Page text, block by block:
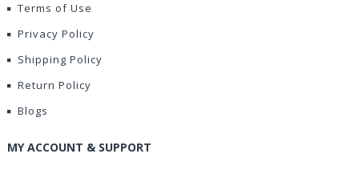
Terms of Use
Privacy Policy
Shipping Policy
Return Policy
Blogs
MY ACCOUNT & SUPPORT